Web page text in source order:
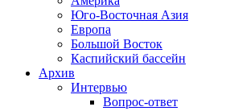
Юго-Восточная Азия
Европа
Большой Восток
Каспийский бассейн
Архив
Интервью
Вопрос-ответ